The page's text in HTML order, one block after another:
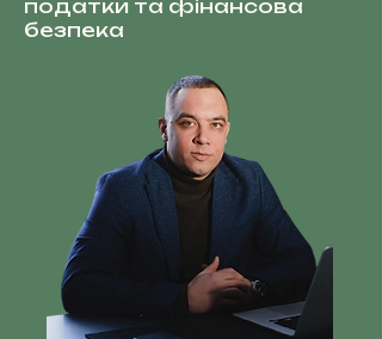
податки та фінансова
безпека